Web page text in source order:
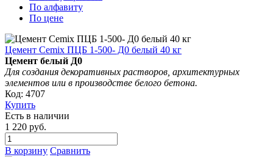
По алфавиту
По цене
Цемент Cemix ПЦБ 1-500- Д0 белый 40 кг
Цемент белый Д0
Для создания декоративных растворов , архитектурных
элементов или в производстве белого бетона.
Код: 4707
Купить
Есть в наличии
1 220 руб.
В корзину Сравнить